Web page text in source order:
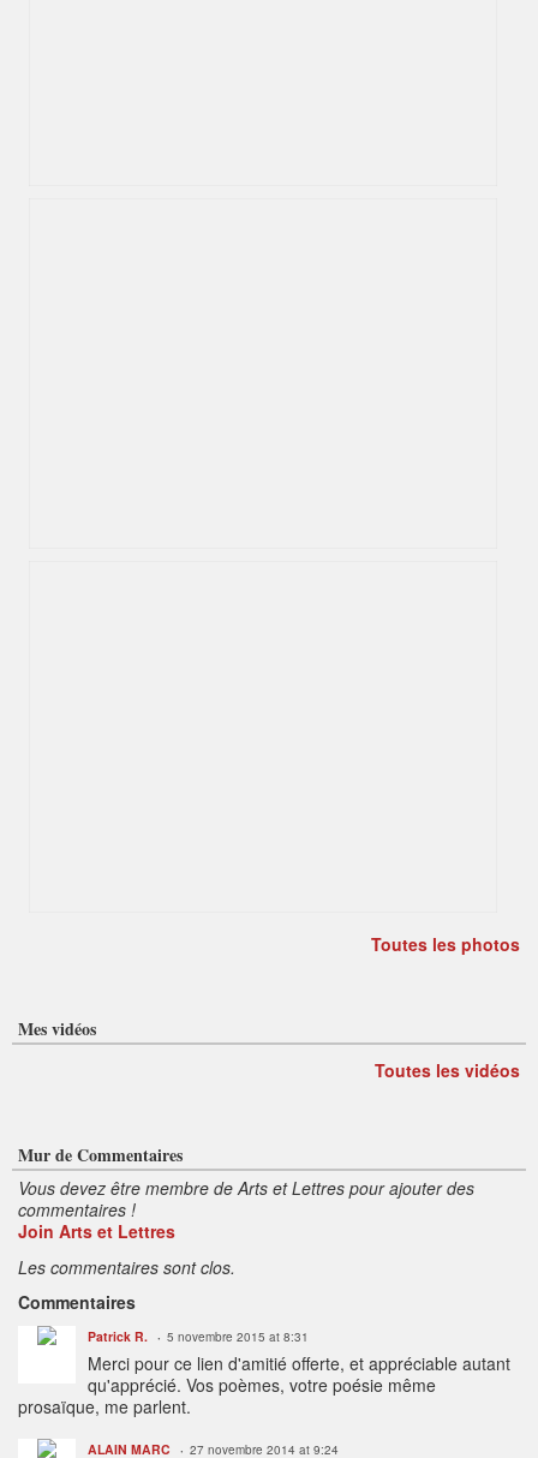
Toutes les photos
Mes vidéos
Toutes les vidéos
Mur de Commentaires
Vous devez être membre de Arts et Lettres pour ajouter des
commentaires !
Join Arts et Lettres
Les commentaires sont clos.
Commentaires
Patrick R. 5 novembre 2015 at 8:31
Merci pour ce lien d'amitié offerte, et appréciable autant
qu'apprécié. Vos poèmes, votre poésie même
prosaïque, me parlent.
ALAIN MARC 27 novembre 2014 at 9:24